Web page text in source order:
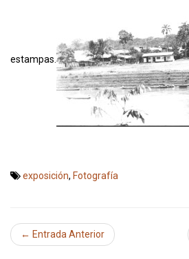
estampas.
exposición, Fotografía
← Entrada Anterior